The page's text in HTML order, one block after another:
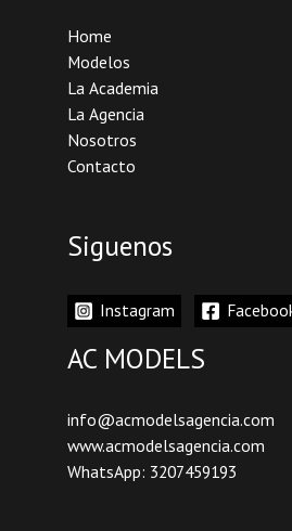
Home
Modelos
La Academia
La Agencia
Nosotros
Contacto
Siguenos
Instagram
AC MODELS
info@acmodelsagencia.com
www.acmodelsagencia.com
WhatsApp: 3207459193